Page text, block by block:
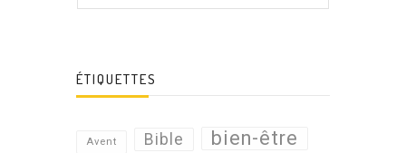
ÉTIQUETTES
Avent Bible bien-être